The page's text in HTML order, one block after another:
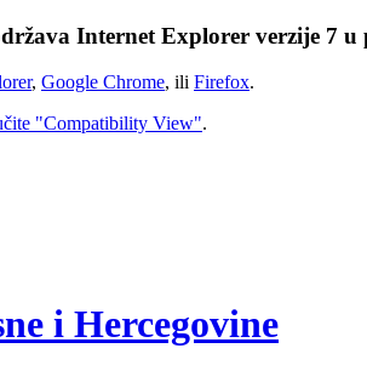
Internet Explorer verzije 7 u
, Google Chrome, ili Firefox.
"Compatibility View".
i Hercegovine